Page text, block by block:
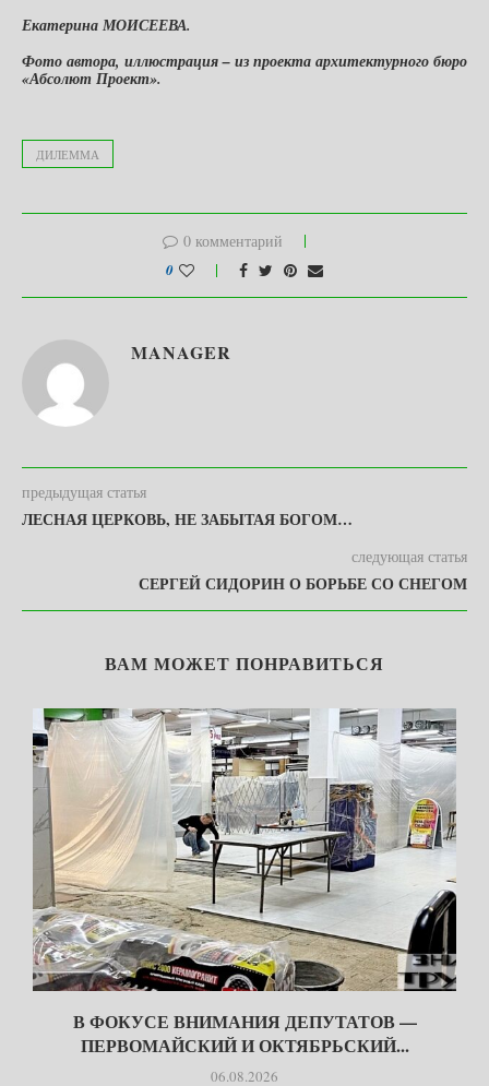
Екатерина МОИСЕЕВА.
Фото автора, иллюстрация – из проекта архитектурного бюро
«Абсолют Проект».
ДИЛЕММА
0 комментарий
0
MANAGER
предыдущая статья
ЛЕСНАЯ ЦЕРКОВЬ, НЕ ЗАБЫТАЯ БОГОМ…
следующая статья
СЕРГЕЙ СИДОРИН О БОРЬБЕ СО СНЕГОМ
ВАМ МОЖЕТ ПОНРАВИТЬСЯ
В ФОКУСЕ ВНИМАНИЯ ДЕПУТАТОВ —
ПЕРВОМАЙСКИЙ И ОКТЯБРЬСКИЙ...
06.08.2026